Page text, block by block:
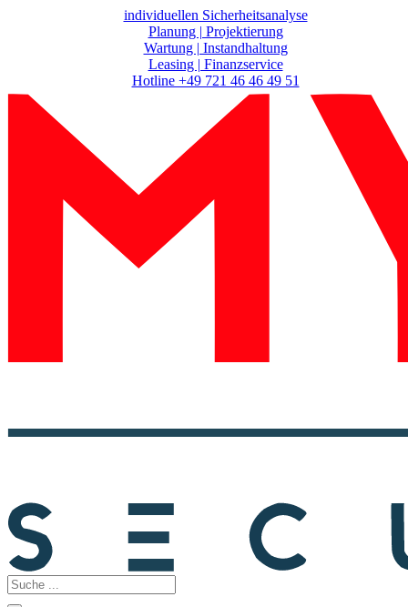
individuellen Sicherheitsanalyse
Planung | Projektierung
Wartung | Instandhaltung
Leasing | Finanzservice
Hotline +49 721 46 46 49 51
Search
...